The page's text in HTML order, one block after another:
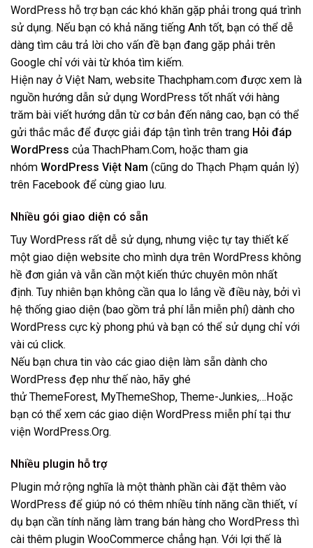
WordPress hỗ trợ bạn các khó khăn gặp phải trong quá trình
sử dụng. Nếu bạn có khả năng tiếng Anh tốt, bạn có thể dễ
dàng tìm câu trả lời cho vấn đề bạn đang gặp phải trên
Google chỉ với vài từ khóa tìm kiếm.
Hiện nay ở Việt Nam, website Thachpham.com được xem là
nguồn hướng dẫn sử dụng WordPress tốt nhất với hàng
trăm bài viết hướng dẫn từ cơ bản đến nâng cao, bạn có thể
gửi thắc mắc để được giải đáp tận tình trên trang Hỏi đáp
WordPress của ThachPham.Com, hoặc tham gia
nhóm WordPress Việt Nam (cũng do Thạch Phạm quản lý)
trên Facebook để cùng giao lưu.
Nhiều gói giao diện có sẵn
Tuy WordPress rất dễ sử dụng, nhưng việc tự tay thiết kế
một giao diện website cho mình dựa trên WordPress không
hề đơn giản và vẫn cần một kiến thức chuyên môn nhất
định. Tuy nhiên bạn không cần qua lo lắng về điều này, bởi vì
hệ thống giao diện (bao gồm trả phí lẫn miễn phí) dành cho
WordPress cực kỳ phong phú và bạn có thể sử dụng chỉ với
vài cú click.
Nếu bạn chưa tin vào các giao diện làm sẵn dành cho
WordPress đẹp như thế nào, hãy ghé
thử ThemeForest, MyThemeShop, Theme-Junkies,…Hoặc
bạn có thể xem các giao diện WordPress miễn phí tại thư
viện WordPress.Org.
Nhiều plugin hỗ trợ
Plugin mở rộng nghĩa là một thành phần cài đặt thêm vào
WordPress để giúp nó có thêm nhiều tính năng cần thiết, ví
dụ bạn cần tính năng làm trang bán hàng cho WordPress thì
cài thêm plugin WooCommerce chẳng hạn. Với lợi thế là